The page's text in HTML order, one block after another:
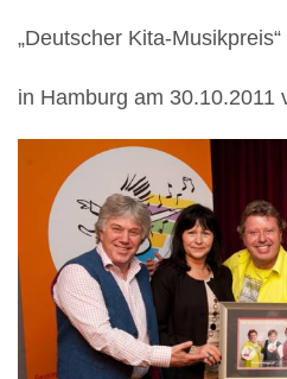
„Deutscher Kita-Musikpreis“
in Hamburg am 30.10.2011